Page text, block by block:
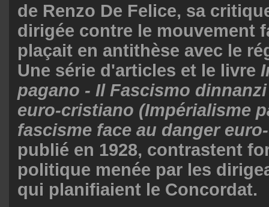
de Renzo De Felice, sa
dirigée contre le mouvement
plaçait en antithèse avec le
Une série d'articles et le livre
pagano - Il Fascismo
euro-cristiano (Impérialisme
fascisme face au danger
publié en 1928, contrastent
politique menée par les
qui planifiaient le Concordat.